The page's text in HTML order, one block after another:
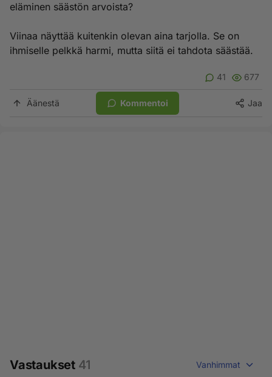
eläminen säästön arvoista?
Viinaa näyttää kuitenkin olevan aina tarjolla. Se on
ihmiselle pelkkä harmi, mutta siitä ei tahdota säästää.
41 677
Äänestä Kommentoi Jaa
Vastaukset 41 Vanhimmat